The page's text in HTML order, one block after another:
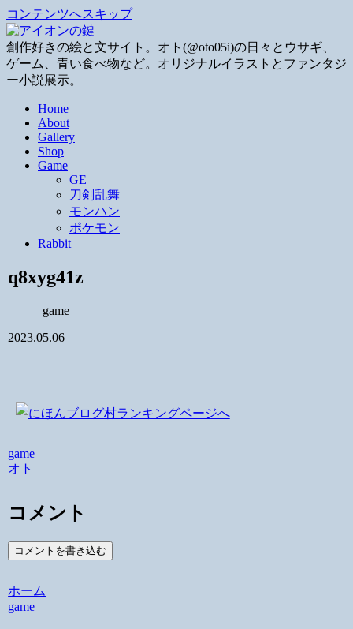
コンテンツへスキップ
創作好きの絵と文サイト。オト(@oto05i)の日々とウサギ、
ゲーム、青い食べ物など。オリジナルイラストとファンタジ
ー小説展示。
Home
About
Gallery
Shop
Game
GE
刀剣乱舞
モンハン
ポケモン
Rabbit
q8xyg41z
game
2023.05.06
game
オト
コメント
コメントを書き込む
ホーム
game